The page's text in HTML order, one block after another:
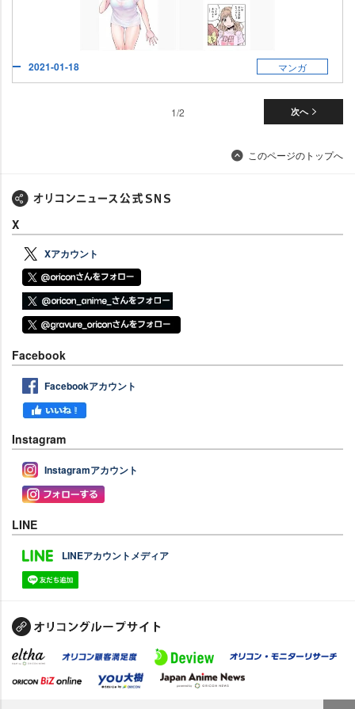
2021-01-18 マンガ
次へ
1/2
このページのトップへ
X
Xアカウント
Facebook
Facebookアカウント
Instagram
Instagramアカウント
LINE
LINEアカウントメディア